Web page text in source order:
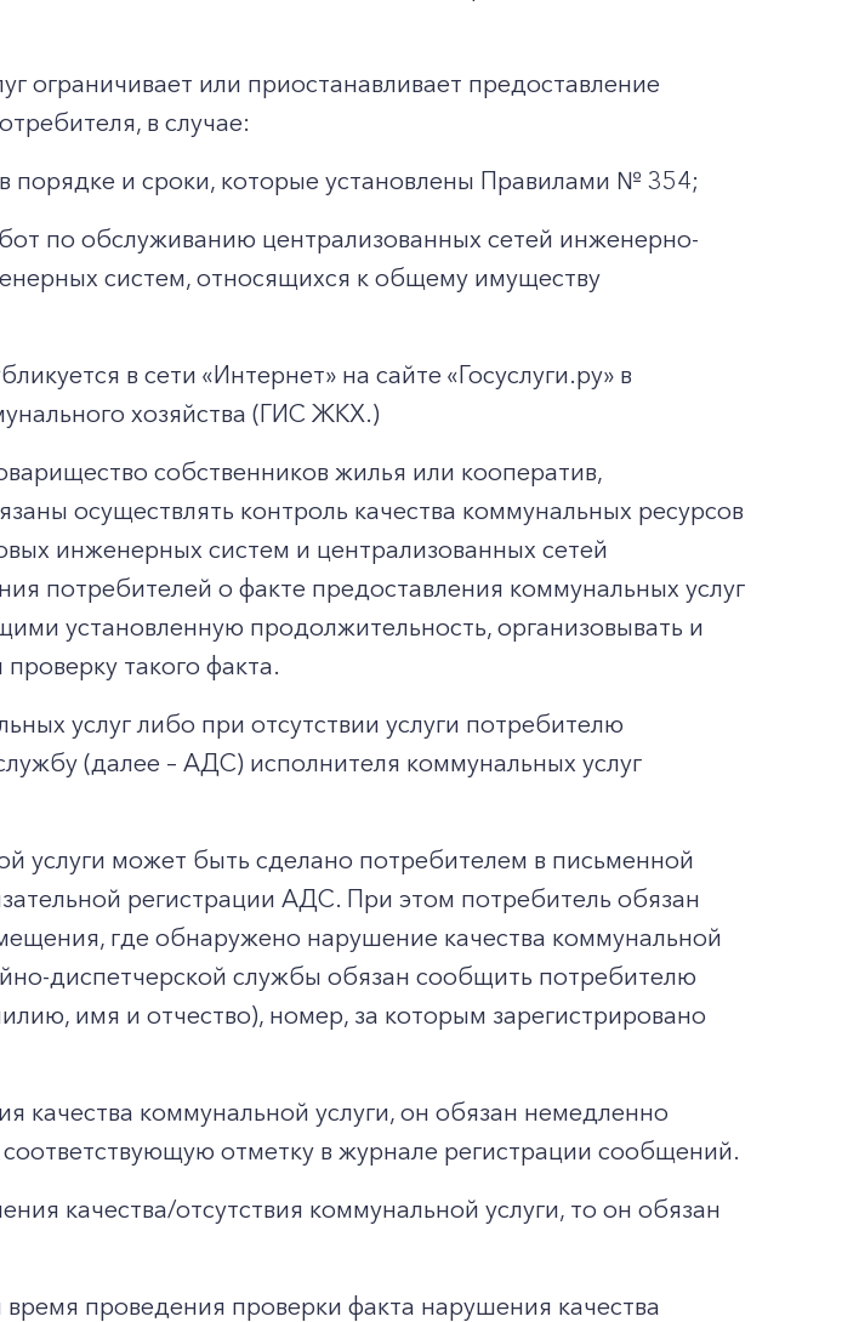
ограничивает или приостанавливает предоставление
в случае:
порядке и сроки, которые установлены Правилами № 354;
по обслуживанию централизованных сетей инженерно-
систем, относящихся к общему имуществу
в сети «Интернет» на сайте «Госуслуги.ру» в
хозяйства (ГИС ЖКХ.)
собственников жилья или кооператив,
осуществлять контроль качества коммунальных ресурсов
инженерных систем и централизованных сетей
потребителей о факте предоставления коммунальных услуг
установленную продолжительность, организовывать и
такого факта.
услуг либо при отсутствии услуги потребителю
(далее – АДС) исполнителя коммунальных услуг
услуги может быть сделано потребителем в письменной
регистрации АДС. При этом потребитель обязан
где обнаружено нарушение качества коммунальной
диспетчерской службы обязан сообщить потребителю
имя и отчество), номер, за которым зарегистрировано
качества коммунальной услуги, он обязан немедленно
отметку в журнале регистрации сообщений.
качества/отсутствия коммунальной услуги, то он обязан
проведения проверки факта нарушения качества